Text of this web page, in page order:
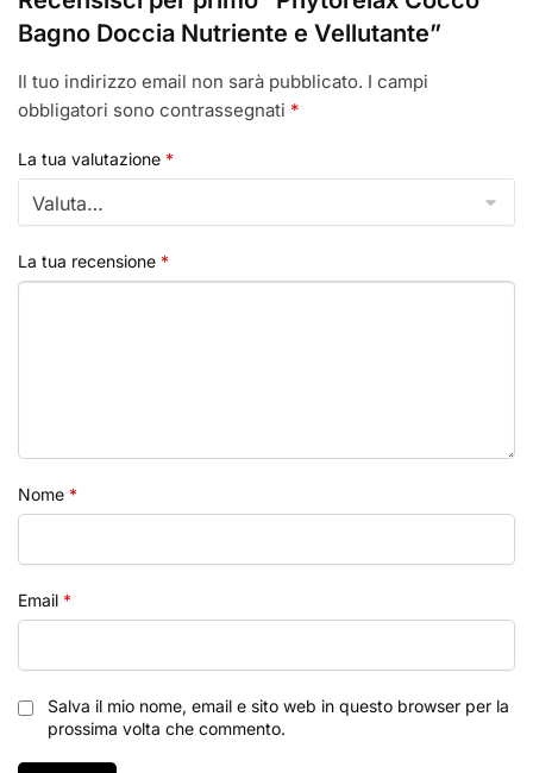
Bagno Doccia Nutriente e Vellutante”
Il tuo indirizzo email non sarà pubblicato. I campi
obbligatori sono contrassegnati *
La tua valutazione *
La tua recensione *
Nome *
Email *
Salva il mio nome, email e sito web in questo browser per la
prossima volta che commento.